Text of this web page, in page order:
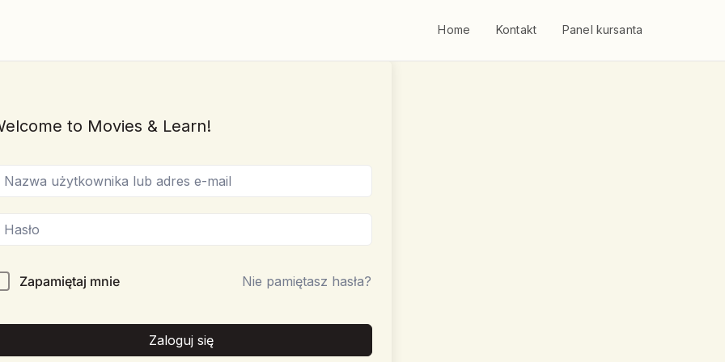
Home Kontakt Panel kursanta
to Movies & Learn!
Zapamiętaj mnie Nie pamiętasz hasła?
Zaloguj się